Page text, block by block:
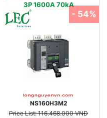
3P 1600A 70kA
NS160H3M2
Price List: 116.468.000 VNĐ
- 54%